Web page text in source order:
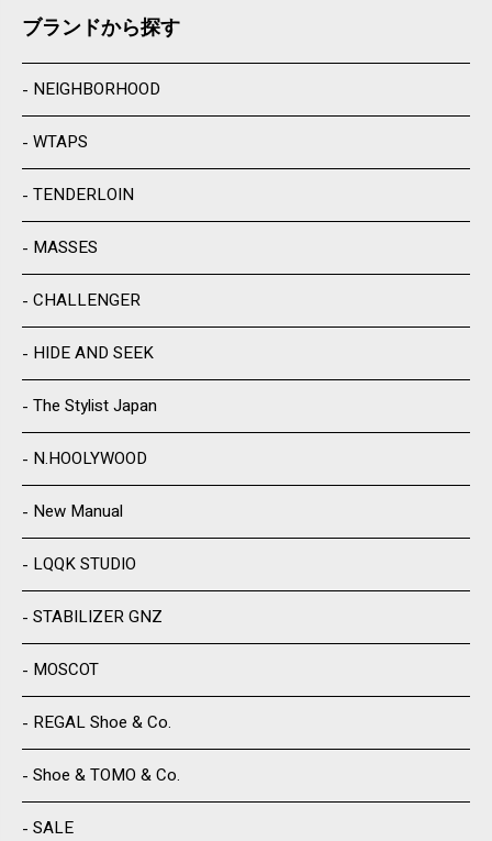
ブランドから探す
NEIGHBORHOOD
WTAPS
TENDERLOIN
MASSES
CHALLENGER
HIDE AND SEEK
The Stylist Japan
N.HOOLYWOOD
New Manual
LQQK STUDIO
STABILIZER GNZ
MOSCOT
REGAL Shoe & Co.
Shoe & TOMO & Co.
SALE